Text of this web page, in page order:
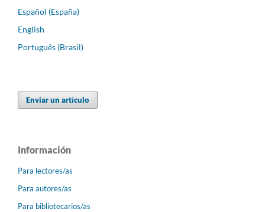
Español (España)
English
Português (Brasil)
Enviar un artículo
Información
Para lectores/as
Para autores/as
Para bibliotecarios/as